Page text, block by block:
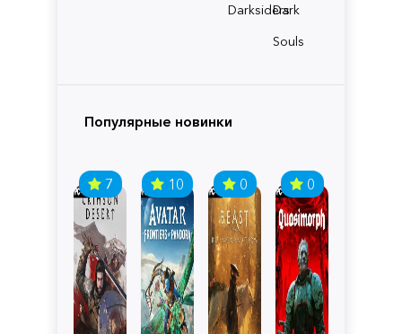
Darksiders
Dark
Souls
Популярные новинки
7 10 0 0